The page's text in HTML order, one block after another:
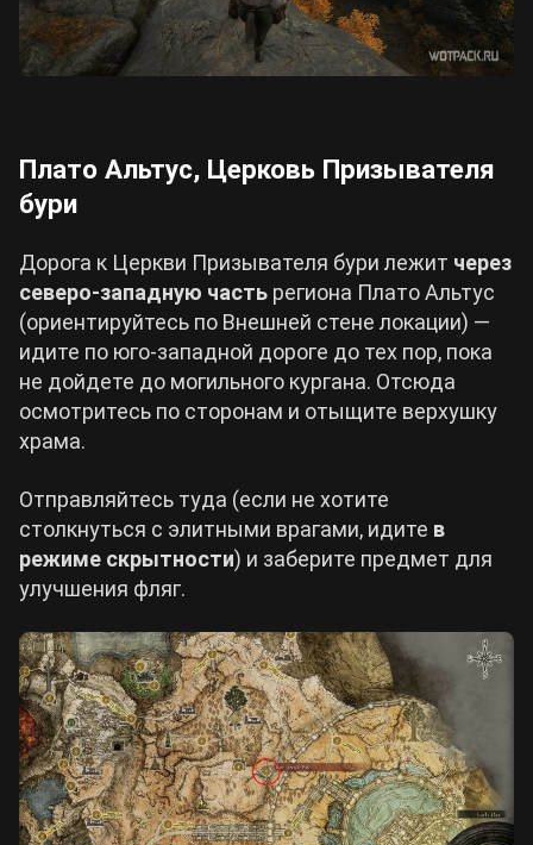
Плато Альтус, Церковь Призывателя
бури
Дорога к Церкви Призывателя бури лежит через
северо-западную часть региона Плато Альтус
(ориентируйтесь по Внешней стене локации) —
идите по юго-западной дороге до тех пор, пока
не дойдете до могильного кургана. Отсюда
осмотритесь по сторонам и отыщите верхушку
храма.
Отправляйтесь туда (если не хотите
столкнуться с элитными врагами, идите в
режиме скрытности) и заберите предмет для
улучшения фляг.